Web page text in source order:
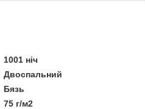
1001 ніч
Двоспальний
Бязь
75 г/м2